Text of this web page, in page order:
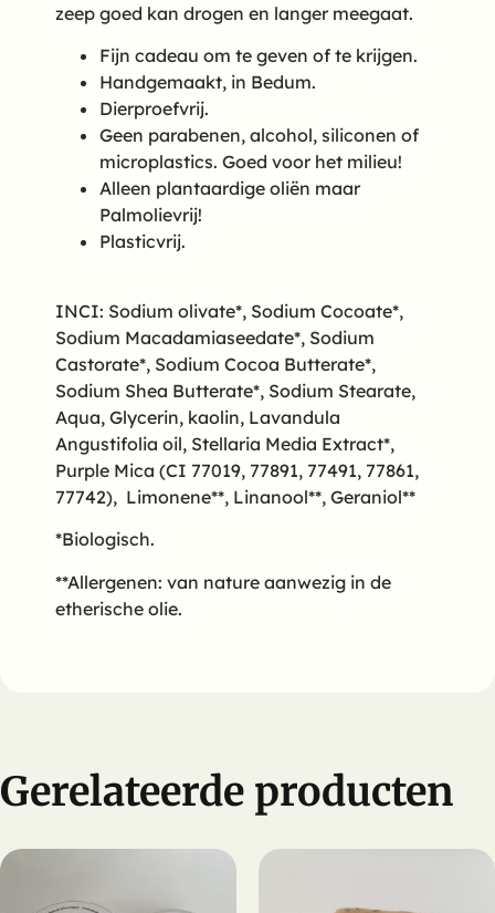
zeep goed kan drogen en langer meegaat.
Fijn cadeau om te geven of te krijgen.
Handgemaakt, in Bedum.
Dierproefvrij.
Geen parabenen, alcohol, siliconen of
microplastics. Goed voor het milieu!
Alleen plantaardige oliën maar
Palmolievrij!
Plasticvrij.
INCI: Sodium olivate*, Sodium Cocoate*,
Sodium Macadamiaseedate*, Sodium
Castorate*, Sodium Cocoa Butterate*,
Sodium Shea Butterate*, Sodium Stearate,
Aqua, Glycerin, kaolin, Lavandula
Angustifolia oil, Stellaria Media Extract*,
Purple Mica (CI 77019, 77891, 77491, 77861,
77742), Limonene**, Linanool**, Geraniol**
*Biologisch.
**Allergenen: van nature aanwezig in de
etherische olie.
Gerelateerde producten